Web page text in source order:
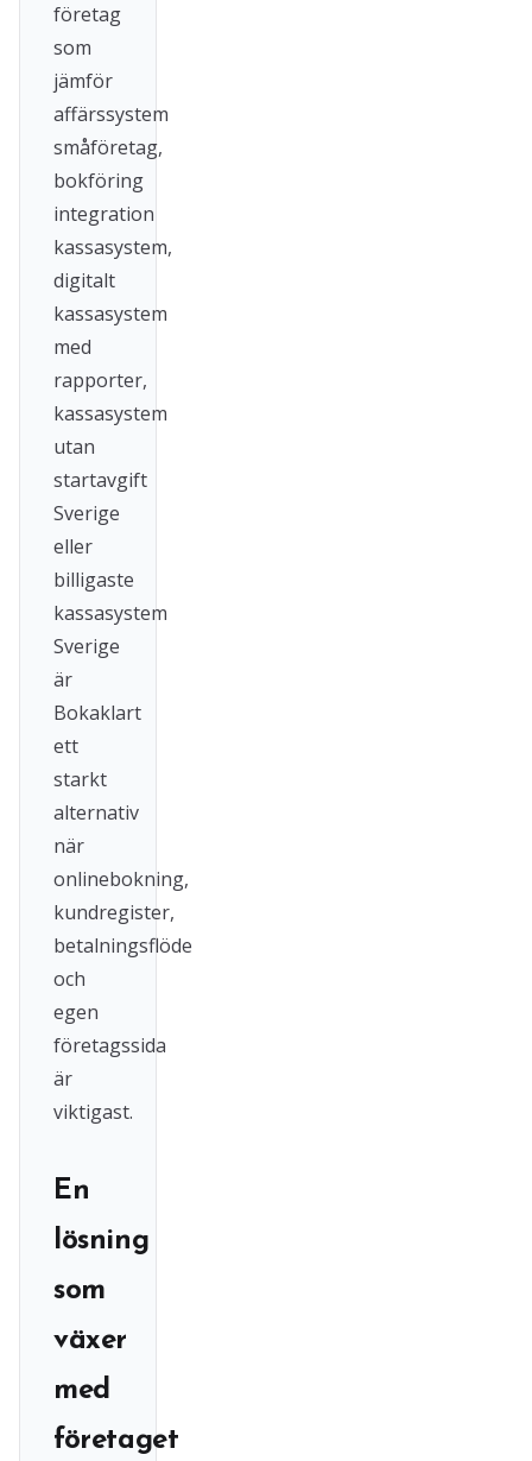
företag
som
jämför
affärssystem
småföretag,
bokföring
integration
kassasystem,
digitalt
kassasystem
med
rapporter,
kassasystem
utan
startavgift
Sverige
eller
billigaste
kassasystem
Sverige
är
Bokaklart
ett
starkt
alternativ
när
onlinebokning,
kundregister,
betalningsflöde
och
egen
företagssida
är
viktigast.
En
lösning
som
växer
med
företaget